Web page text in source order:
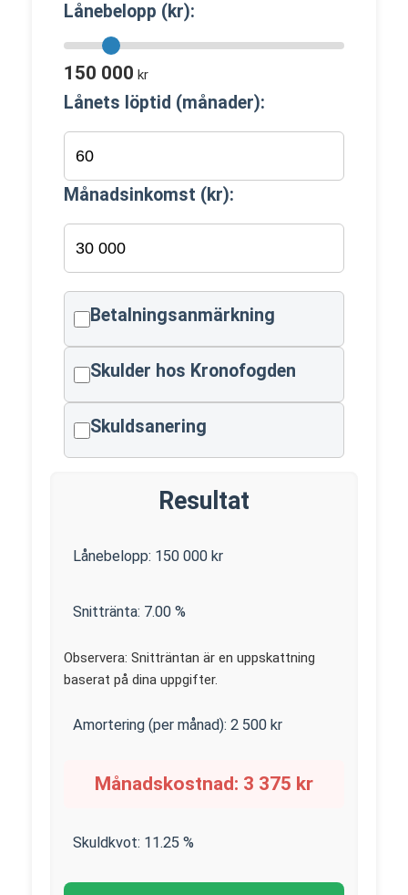
Lånebelopp (kr):
150 000 kr
Lånets löptid (månader):
Månadsinkomst (kr):
Betalningsanmärkning
Skulder hos Kronofogden
Skuldsanering
Resultat
Lånebelopp: 150 000 kr
Snittränta: 7.00 %
Observera: Snitträntan är en uppskattning
baserat på dina uppgifter.
Amortering (per månad): 2 500 kr
Månadskostnad: 3 375 kr
Skuldkvot: 11.25 %